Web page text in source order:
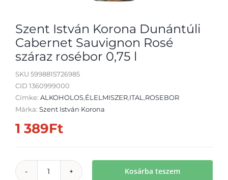
Szent István Korona Dunántúli
Cabernet Sauvignon Rosé
száraz rosébor 0,75 l
SKU 5998815726985
CID 1360999000
Címke: ALKOHOLOS,ÉLELMISZER,ITAL ,ROSEBOR
Márka: Szent István Korona
1 389Ft
Kosárba teszem